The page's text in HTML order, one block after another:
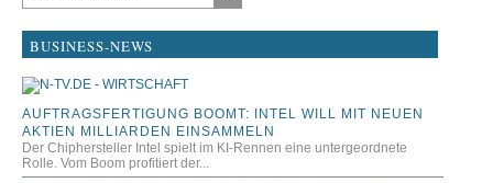
BUSINESS-NEWS
AUFTRAGSFERTIGUNG BOOMT: INTEL WILL MIT NEUEN
AKTIEN MILLIARDEN EINSAMMELN
Der Chiphersteller Intel spielt im KI-Rennen eine untergeordnete
Rolle. Vom Boom profitiert der...